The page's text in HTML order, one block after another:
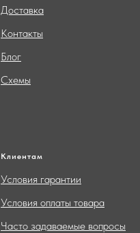
Доставка
Контакты
Блог
Схемы
Клиентам
Условия гарантии
Условия оплаты товара
Часто задаваемые вопросы